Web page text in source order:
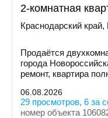
2-комнатная
Краснодарский
Продаётся
города
ремонт, квартира
06.08.2026
29 просмотров, 6 за
номер объекта